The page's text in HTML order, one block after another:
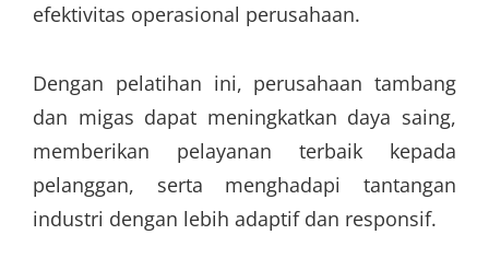
efektivitas operasional perusahaan.
Dengan pelatihan ini, perusahaan tambang
dan migas dapat meningkatkan daya saing,
memberikan pelayanan terbaik kepada
pelanggan, serta menghadapi tantangan
industri dengan lebih adaptif dan responsif.